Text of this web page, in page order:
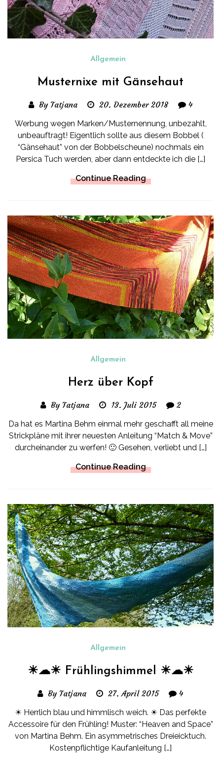
Allgemein
Musternixe mit Gänsehaut
By Tatjana 20. Dezember 2018 4
Werbung wegen Marken/Musternennung, unbezahlt,
unbeauftragt! Eigentlich sollte aus diesem Bobbel (
“Gänsehaut” von der Bobbelscheune) nochmals ein
Persica Tuch werden, aber dann entdeckte ich die […]
Continue Reading
Allgemein
Herz über Kopf
By Tatjana 13. Juli 2015 2
Da hat es Martina Behm einmal mehr geschafft all meine
Strickpläne mit ihrer neuesten Anleitung “Match & Move”
durcheinander zu werfen! 🙂 Gesehen, verliebt und […]
Continue Reading
Allgemein
☀☁☀ Frühlingshimmel ☀☁☀
By Tatjana 27. April 2015 4
☀ Herrlich blau und himmlisch weich. ☀ Das perfekte
Accessoire für den Frühling! Muster: “Heaven and Space”
von Martina Behm. Ein asymmetrisches Dreieicktuch.
Kostenpflichtige Kaufanleitung […]